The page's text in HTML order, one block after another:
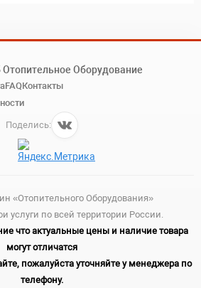
Оборудование
FAQКонтакты
Поделись:
«Отопительного Оборудования»
услуги по всей территории России.
что актуальные цены и наличие товара
могут отличатся
пожалуйста уточняйте у менеджера по
телефону.